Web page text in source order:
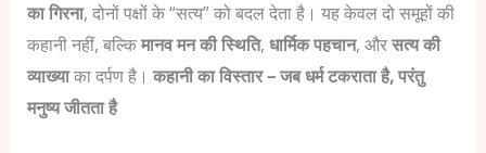
का गिरना, दोनों पक्षों के “सत्य” को बदल देता है। यह केवल दो समूहों की
कहानी नहीं, बल्किमानव मन की स्थिति, धार्मिक पहचान, औरसत्य की
व्याख्याका दर्पण है। कहानी का विस्तार – जब धर्म टकराता है, परंतु
मनुष्य जीतता है